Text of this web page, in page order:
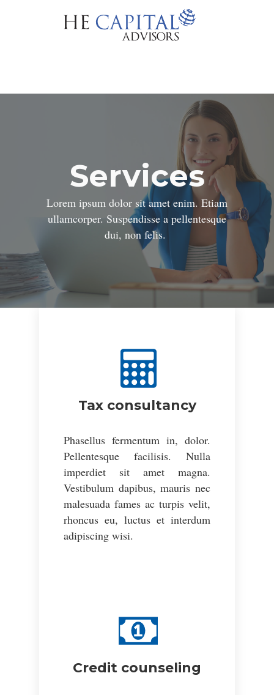
Services
Lorem ipsum dolor sit amet enim. Etiam
ullamcorper. Suspendisse a pellentesque
dui, non felis.
Tax consultancy
Phasellus fermentum in, dolor.
Pellentesque facilisis. Nulla
imperdiet sit amet magna.
Vestibulum dapibus, mauris nec
malesuada fames ac turpis velit,
rhoncus eu, luctus et interdum
adipiscing wisi.
Credit counseling